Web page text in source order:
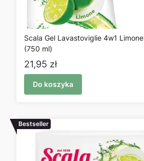
Scala Gel Lavastoviglie 4w1 Limone - żel do zmywarki
(750 ml)
Cena
21,95 zł
Do koszyka
Bestseller